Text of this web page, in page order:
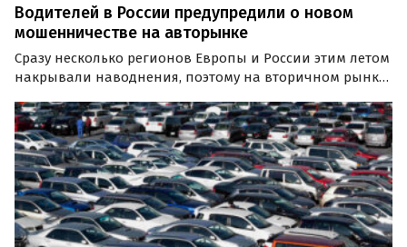
Водителей в России предупредили о новом
мошенничестве на авторынке
Сразу несколько регионов Европы и России этим летом
накрывали наводнения, поэтому на вторичном рынке
автомобилей-«утопленников».